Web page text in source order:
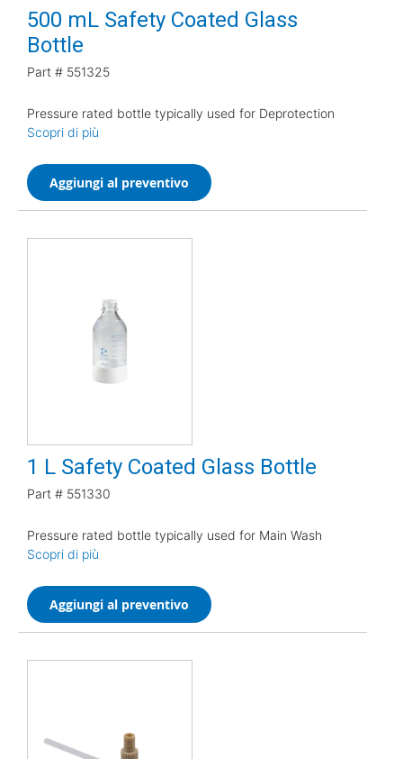
500 mL Safety Coated Glass
Bottle
Part # 551325
Pressure rated bottle typically used for Deprotection
Scopri di più
Aggiungi al preventivo
1 L Safety Coated Glass Bottle
Part # 551330
Pressure rated bottle typically used for Main Wash
Scopri di più
Aggiungi al preventivo